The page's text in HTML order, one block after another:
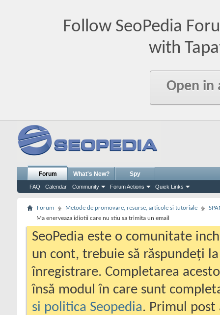
Follow SeoPedia
with
Open in
Forum
FAQ Calendar Community Forum Actions Quick Links
What's New? Spy
Forum Metode de promovare, resurse, articole si tutoriale
Ma enerveaza idiotii care nu stiu sa trimita un email
SeoPedia este o comunitate
un cont, trebuie să răspundeți
înregistrare. Completarea
însă modul în care sunt
si politica Seopedia. Primul